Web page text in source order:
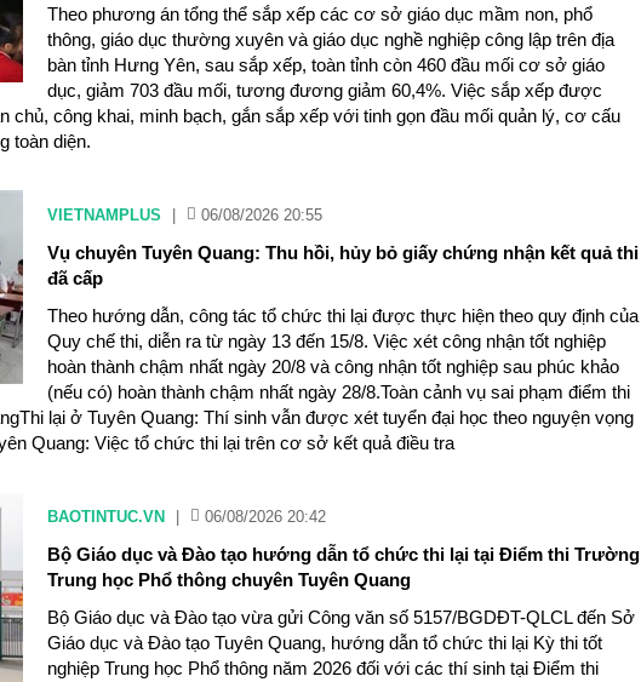
Theo phương án tổng thể sắp xếp các cơ sở giáo dục mầm non, phổ
thông, giáo dục thường xuyên và giáo dục nghề nghiệp công lập trên địa
bàn tỉnh Hưng Yên, sau sắp xếp, toàn tỉnh còn 460 đầu mối cơ sở giáo
dục, giảm 703 đầu mối, tương đương giảm 60,4%. Việc sắp xếp được
chủ, công khai, minh bạch, gắn sắp xếp với tinh gọn đầu mối quản lý, cơ cấu
toàn diện.
VIETNAMPLUS 06/08/2026 20:55
Vụ chuyên Tuyên Quang: Thu hồi, hủy bỏ giấy chứng nhận kết quả thi
đã cấp
Theo hướng dẫn, công tác tổ chức thi lại được thực hiện theo quy định của
Quy chế thi, diễn ra từ ngày 13 đến 15/8. Việc xét công nhận tốt nghiệp
hoàn thành chậm nhất ngày 20/8 và công nhận tốt nghiệp sau phúc khảo
(nếu có) hoàn thành chậm nhất ngày 28/8.Toàn cảnh vụ sai phạm điểm thi
lại ở Tuyên Quang: Thí sinh vẫn được xét tuyển đại học theo nguyện vọng
Quang: Việc tổ chức thi lại trên cơ sở kết quả điều tra
BAOTINTUC.VN 06/08/2026 20:42
Bộ Giáo dục và Đào tạo hướng dẫn tổ chức thi lại tại Điểm thi Trường
Trung học Phổ thông chuyên Tuyên Quang
Bộ Giáo dục và Đào tạo vừa gửi Công văn số 5157/BGDĐT-QLCL đến Sở
Giáo dục và Đào tạo Tuyên Quang, hướng dẫn tổ chức thi lại Kỳ thi tốt
nghiệp Trung học Phổ thông năm 2026 đối với các thí sinh tại Điểm thi